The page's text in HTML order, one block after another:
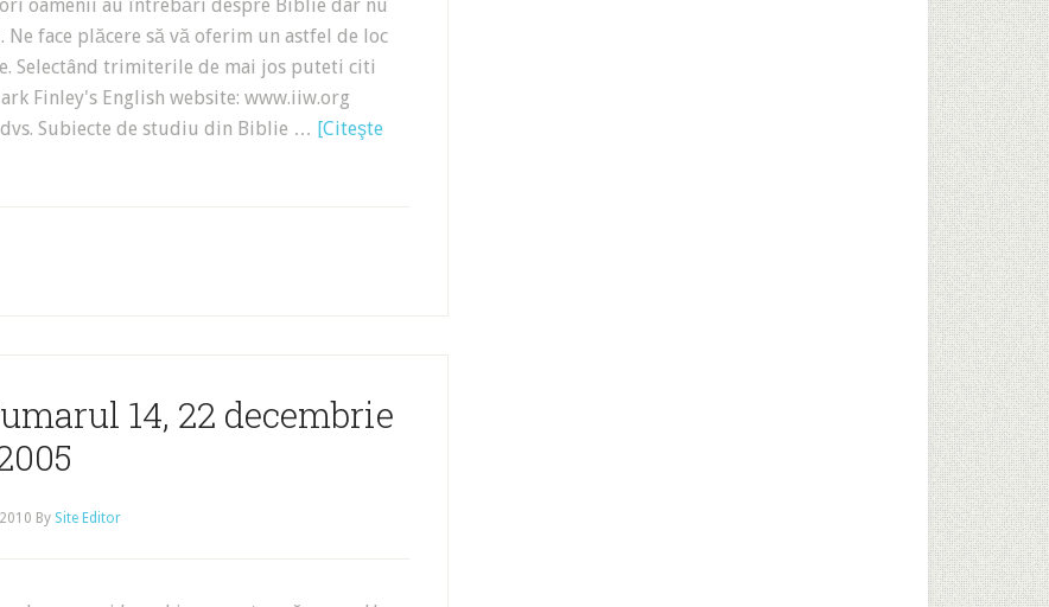
oamenii au întrebări despre Biblie dar nu
Ne face plăcere să vă oferim un astfel de loc
Selectând trimiterile de mai jos puteti citi
Finley's English website: www.iiw.org
Subiecte de studiu din Biblie … [Citeşte
14, 22 decembrie
By Site Editor